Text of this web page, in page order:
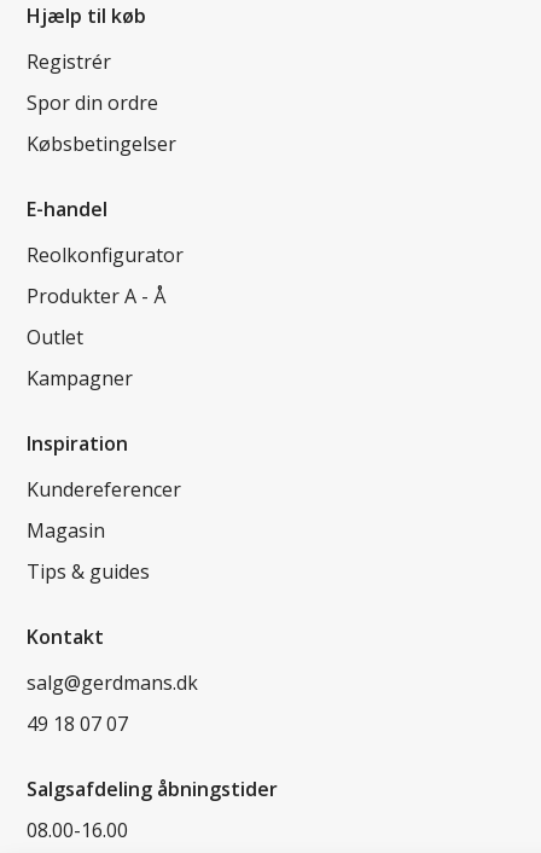
Hjælp til køb
Registrér
Spor din ordre
Købsbetingelser
E-handel
Reolkonfigurator
Produkter A - Å
Outlet
Kampagner
Inspiration
Kundereferencer
Magasin
Tips & guides
Kontakt
salg@gerdmans.dk
49 18 07 07
Salgsafdeling åbningstider
08.00-16.00